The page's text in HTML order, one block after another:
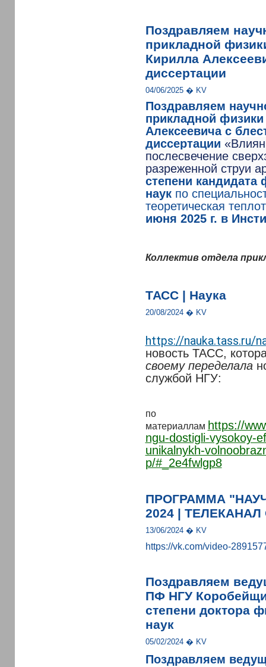
Поздравляем
прикладной
Кирилла
диссертации
04/06/2025 � KV
Поздравляем
прикладной
Алексеевича с
диссертации
послесвечение
разреженной струи
степени кандидата
наук по
теоретическая
июня 2025 г. в
Коллектив отдела
ТАСС | Наука
20/08/2024 � KV
https://nauka.tass.ru/
новость ТАСС,
своему переделала
службой НГУ:
по
материаллам https://
ngu-dostigli-vysokoy-
unikalnykh-
p/#_2e4fwlgp8
ПРОГРАММА
2024 | ТЕЛЕКАНАЛ
13/06/2024 � KV
https://vk.com/video-
Поздравляем
ПФ НГУ
степени доктора
наук
05/02/2024 � KV
Поздравляем